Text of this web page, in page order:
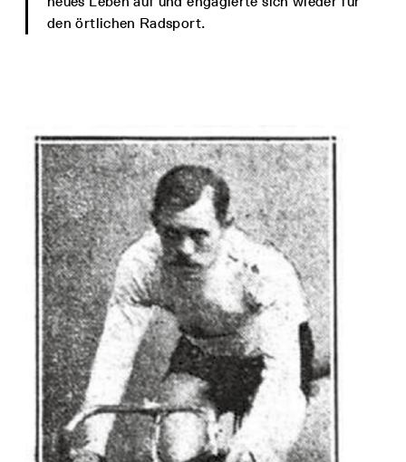
den örtlichen Radsport.